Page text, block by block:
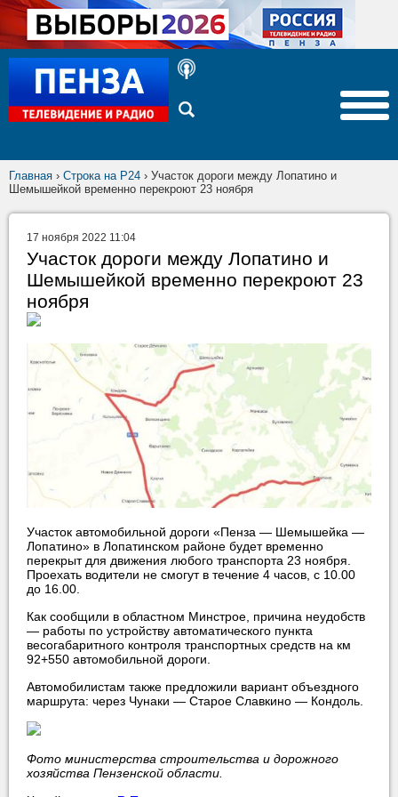
Главная › Строка на Р24 › Участок дороги между Лопатино и
Шемышейкой временно перекроют 23 ноября
17 ноября 2022 11:04
Участок дороги между Лопатино и
Шемышейкой временно перекроют 23
ноября
Участок автомобильной дороги «Пенза — Шемышейка —
Лопатино» в Лопатинском районе будет временно
перекрыт для движения любого транспорта 23 ноября.
Проехать водители не смогут в течение 4 часов, с 10.00
до 16.00.
Как сообщили в областном Минстрое, причина неудобств
— работы по устройству автоматического пункта
весогабаритного контроля транспортных средств на км
92+550 автомобильной дороги.
Автомобилистам также предложили вариант объездного
маршрута: через Чунаки — Старое Славкино — Кондоль.
Фото министерства строительства и дорожного
хозяйства Пензенской области.